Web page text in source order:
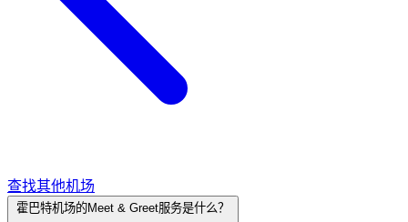
查找其他机场
霍巴特机场的Meet & Greet服务是什么？